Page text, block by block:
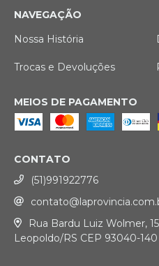
NAVEGAÇÃO
Nossa História
Trocas e Devoluções
MEIOS DE PAGAMENTO
CONTATO
(51)991922776
Rua Bardu Luiz Wolmer,
Leopoldo/RS CEP 93040-